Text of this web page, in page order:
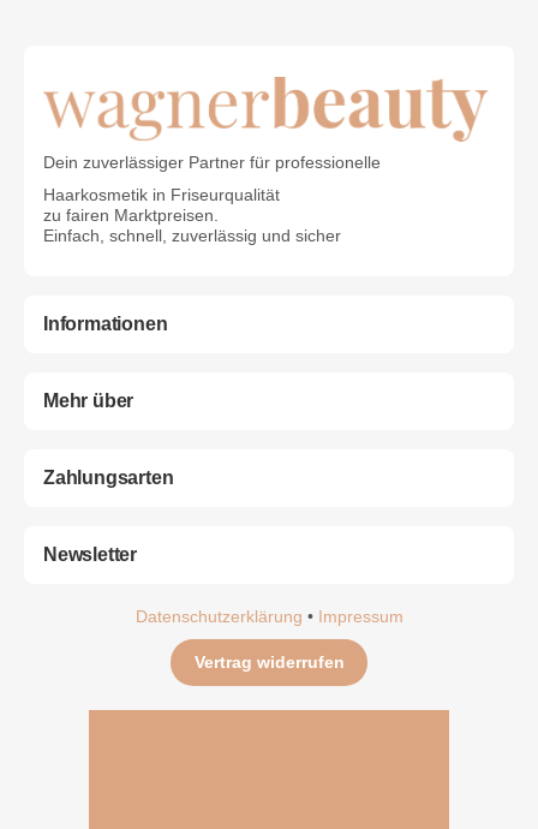
Dein zuverlässiger Partner für professionelle
Haarkosmetik in Friseurqualität
zu fairen Marktpreisen.
Einfach, schnell, zuverlässig und sicher
Informationen
Mehr über
Zahlungsarten
Newsletter
Datenschutzerklärung • Impressum
Vertrag widerrufen